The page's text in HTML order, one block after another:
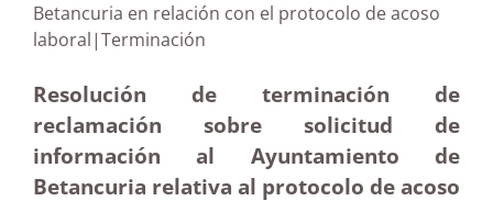
Betancuria en relación con el protocolo de acoso
laboral|Terminación
Resolución de terminación de
reclamación sobre solicitud de
información al Ayuntamiento de
Betancuria relativa al protocolo de acoso